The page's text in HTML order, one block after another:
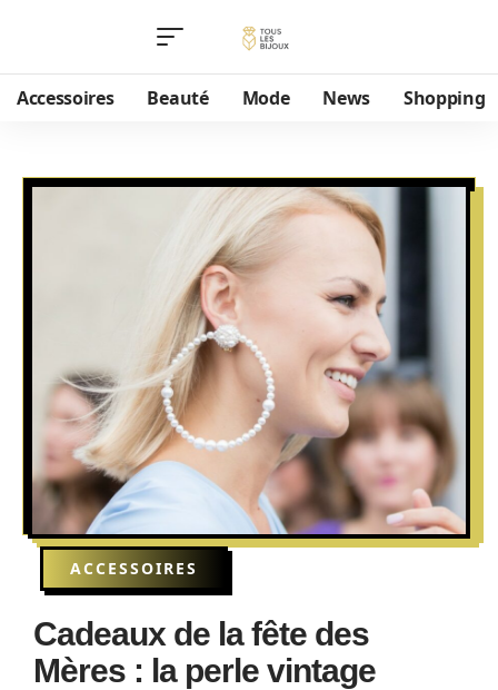
Accessoires Beauté Mode News Shopping
ACCESSOIRES
Cadeaux de la fête des
Mères : la perle vintage